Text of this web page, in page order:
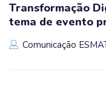
Transformação
tema de evento
Comunicação